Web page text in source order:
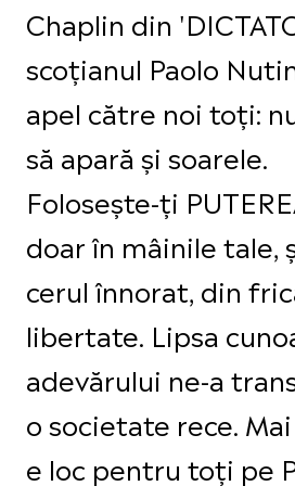
Chaplin din
scoțianul Paolo
apel către noi toți:
să apară și soarele.
Folosește-ți
doar în mâinile tale,
cerul înnorat, din
libertate. Lipsa
adevărului ne-a
o societate rece.
e loc pentru toți pe